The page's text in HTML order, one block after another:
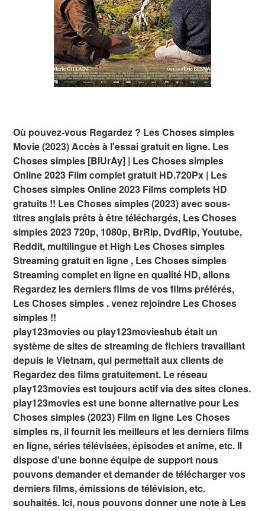
Où pouvez-vous Regardez ? Les Choses simples
Movie (2023) Accès à l'essai gratuit en ligne. Les
Choses simples [BlUrAy] | Les Choses simples
Online 2023 Film complet gratuit HD.720Px | Les
Choses simples Online 2023 Films complets HD
gratuits !! Les Choses simples (2023) avec sous-
titres anglais prêts à être téléchargés, Les Choses
simples 2023 720p, 1080p, BrRip, DvdRip, Youtube,
Reddit, multilingue et High Les Choses simples
Streaming gratuit en ligne , Les Choses simples
Streaming complet en ligne en qualité HD, allons
Regardez les derniers films de vos films préférés,
Les Choses simples . venez rejoindre Les Choses
simples !!
play123movies ou play123movieshub était un
système de sites de streaming de fichiers travaillant
depuis le Vietnam, qui permettait aux clients de
Regardez des films gratuitement. Le réseau
play123movies est toujours actif via des sites clones.
play123movies est une bonne alternative pour Les
Choses simples (2023) Film en ligne Les Choses
simples rs, il fournit les meilleurs et les derniers films
en ligne, séries télévisées, épisodes et anime, etc. Il
dispose d'une bonne équipe de support nous
pouvons demander et demander de télécharger vos
derniers films, émissions de télévision, etc.
souhaités. Ici, nous pouvons donner une note à Les